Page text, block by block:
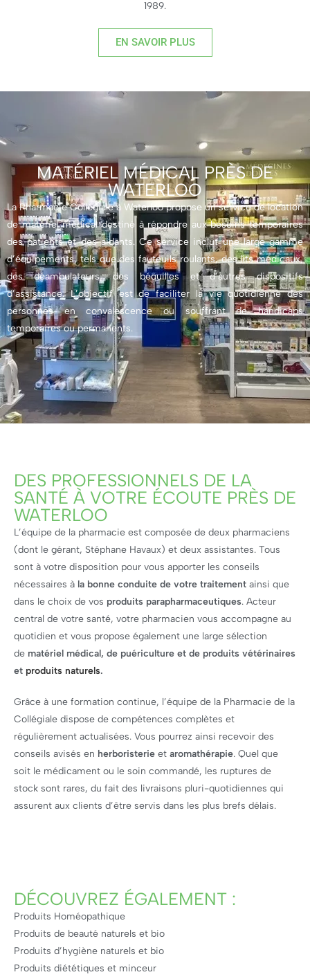
1989.
EN SAVOIR PLUS
MATÉRIEL MÉDICAL PRÈS DE
WATERLOO
La Pharmacie Collégiale à Waterloo propose un service de location
de matériel médical destiné à répondre aux besoins temporaires
des patients et des aidants. Ce service inclut une large gamme
d’équipements, tels que des fauteuils roulants, des lits médicaux,
des déambulateurs, des béquilles et d’autres dispositifs
d’assistance. L’objectif est de faciliter la vie quotidienne des
personnes en convalescence ou souffrant de handicaps
temporaires ou permanents.
DES PROFESSIONNELS DE LA
SANTÉ À VOTRE ÉCOUTE PRÈS DE
WATERLOO
L’équipe de la pharmacie est composée de deux pharmaciens
(dont le gérant, Stéphane Havaux) et deux assistantes. Tous
sont à votre disposition pour vous apporter les conseils
nécessaires à la bonne conduite de votre traitement ainsi que
dans le choix de vos produits parapharmaceutiques. Acteur
central de votre santé, votre pharmacien vous accompagne au
quotidien et vous propose également une large sélection
de matériel médical, de puériculture et de produits vétérinaires
et produits naturels.
Grâce à une formation continue, l’équipe de la Pharmacie de la
Collégiale dispose de compétences complètes et
régulièrement actualisées. Vous pourrez ainsi recevoir des
conseils avisés en herboristerie et aromathérapie. Quel que
soit le médicament ou le soin commandé, les ruptures de
stock sont rares, du fait des livraisons pluri-quotidiennes qui
assurent aux clients d’être servis dans les plus brefs délais.
DÉCOUVREZ ÉGALEMENT :
Produits Homéopathique
Produits de beauté naturels et bio
Produits d’hygiène naturels et bio
Produits diététiques et minceur